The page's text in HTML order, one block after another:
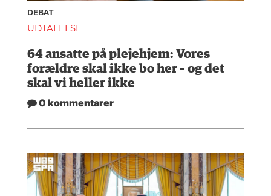
DEBAT
UDTALELSE
64 ansatte på plejehjem: Vores
forældre skal ikke bo her – og det
skal vi heller ikke
0 kommentarer